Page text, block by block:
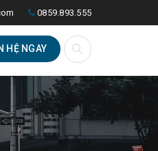
0859.893.555
HỆ NGAY